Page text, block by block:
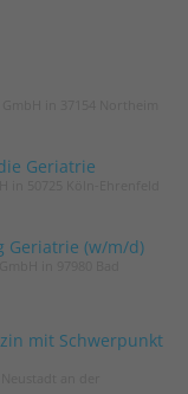
Geriatrie
Geriatrie (w/m/d)
mit Schwerpunkt